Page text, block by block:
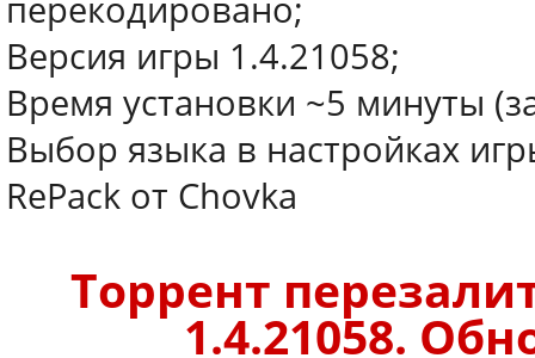
перекодировано;
Версия игры 1.4.21058;
Время установки ~5 минуты
Выбор языка в настройках
RePack от Chovka
Торрент
1.4.21058.